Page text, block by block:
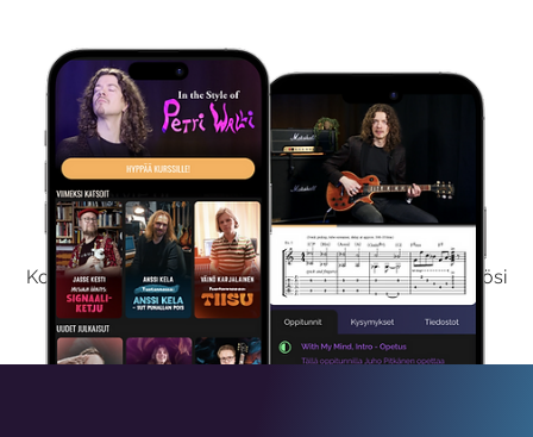
Kokeile Ilmaiseksi
Kokeilemalla ilmaiseksi saat koko sisältömme käyttöösi
viikon ajaksi.